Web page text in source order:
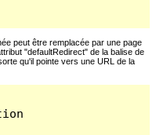
peut être remplacée par une page
"defaultRedirect" de la balise de
qu'il pointe vers une URL de la